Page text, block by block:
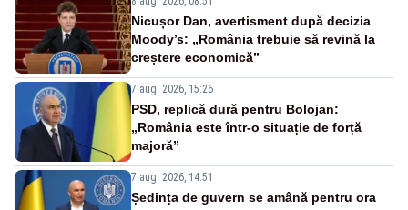
Nicușor Dan, avertisment după decizia
Moody’s: „România trebuie să revină la
creștere economică”
7 aug. 2026, 15:26
PSD, replică dură pentru Bolojan:
„România este într-o situație de forță
majoră”
7 aug. 2026, 14:51
Ședința de guvern se amână pentru ora